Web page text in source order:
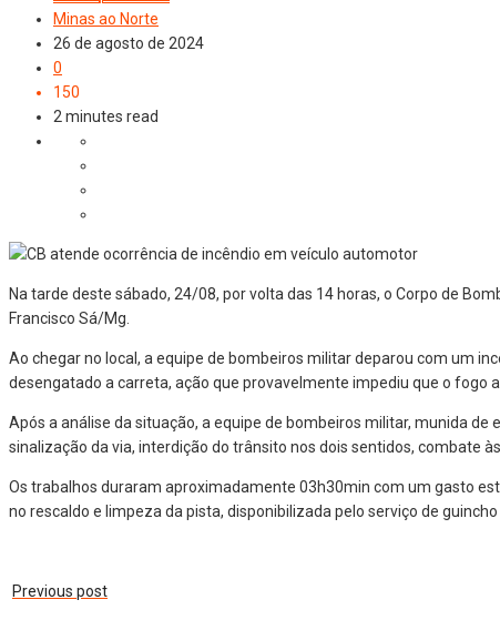
Minas ao Norte
26 de agosto de 2024
0
150
2 minutes read
Na tarde deste sábado, 24/08, por volta das 14 horas, o Corpo de
Francisco Sá/Mg.
Ao chegar no local, a equipe de bombeiros militar deparou com um
desengatado a carreta, ação que provavelmente impediu que o fogo
Após a análise da situação, a equipe de bombeiros militar, munida
sinalização da via, interdição do trânsito nos dois sentidos, combate
Os trabalhos duraram aproximadamente 03h30min com um gasto
no rescaldo e limpeza da pista, disponibilizada pelo serviço de
Previous post